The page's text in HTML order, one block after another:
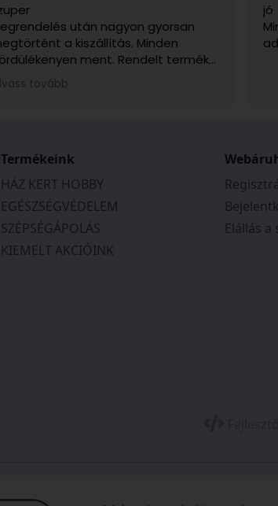
után nagyon gyorsan
a kiszállítás. Minden
ment. Rendelt termék
érkezett meg. Csak
tudom.
tovább
jó
Termékeink
HÁZ KERT HOBBY
EGÉSZSÉGVÉDELEM
SZÉPSÉGÁPOLÁS
KIEMELT AKCIÓINK
Elállás